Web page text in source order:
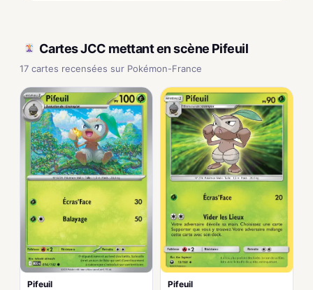
Cartes JCC mettant en scène Pifeuil
17 cartes recensées sur Pokémon-France
Pifeuil Pifeuil